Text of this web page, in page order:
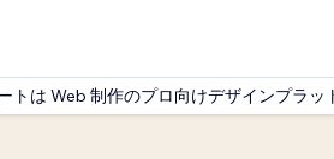
トは Web 制作のプロ向けデザインプラ